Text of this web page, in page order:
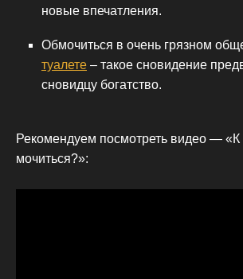
новые впечатления.
Обмочиться в очень грязном
туалете – такое сновидение
сновидцу богатство.
Рекомендуем посмотреть видео — «К
мочиться?»: